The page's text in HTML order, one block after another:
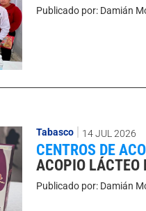
Publicado por:Damián
Tabasco 14 JUL 2026
CENTROS DE
ACOPIO LÁCTEO
Publicado por:Damián